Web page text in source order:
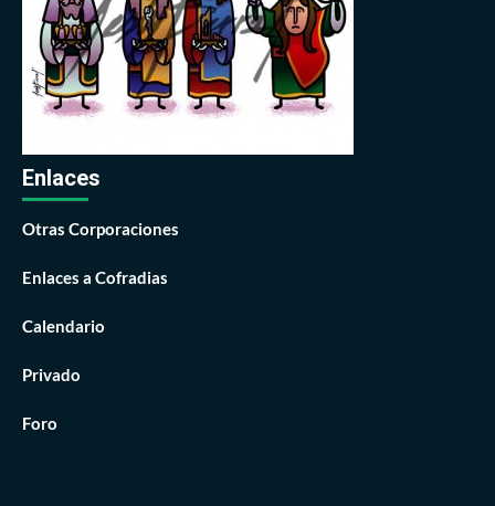
Enlaces
Otras Corporaciones
Enlaces a Cofradias
Calendario
Privado
Foro